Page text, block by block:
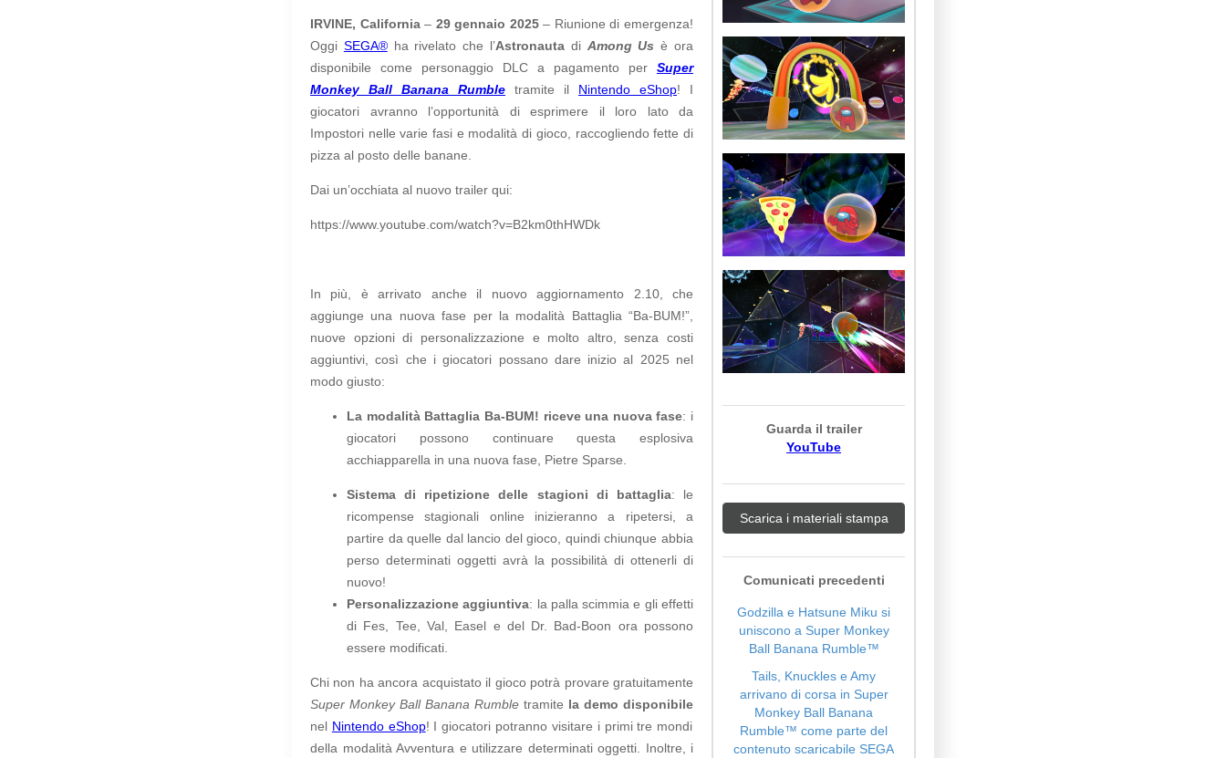
IRVINE, California– 29 gennaio 2025– Riunione di emergenza!
Oggi SEGA®ha rivelato che l’Astronauta di Among Usè ora
disponibile come personaggio DLC a pagamento per
Super
Monkey Ball Banana Rumble
tramite il Nintendo eShop! I
giocatori avranno l’opportunità di esprimere il loro lato da
Impostori nelle varie fasi e modalità di gioco, raccogliendo fette di
pizza al posto delle banane.
Dai un’occhiata al nuovo trailer qui:
https://www.youtube.com/watch?v=B2km0thHWDk
In più, è arrivato anche il nuovo aggiornamento 2.10, che
aggiunge una nuova fase per la modalità Battaglia “Ba-BUM!”,
nuove opzioni di personalizzazione e molto altro, senza costi
aggiuntivi, così che i giocatori possano dare inizio al 2025 nel
modo giusto:
La modalità Battaglia Ba-BUM! riceve una nuova fase: i
giocatori possono continuare questa esplosiva
acchiapparella in una nuova fase, Pietre Sparse.
Sistema di ripetizione delle stagioni di battaglia: le
ricompense stagionali online inizieranno a ripetersi, a
partire da quelle dal lancio del gioco, quindi chiunque abbia
perso determinati oggetti avrà la possibilità di ottenerli di
nuovo!
Personalizzazione aggiuntiva: la palla scimmia e gli effetti
di Fes, Tee, Val, Easel e del Dr. Bad-Boon ora possono
essere modificati.
Chi non ha ancora acquistato il gioco potrà provare gratuitamente
Super Monkey Ball Banana Rumble tramite la demo disponibile
nel Nintendo eShop! I giocatori potranno visitare i primi tre mondi
della modalità Avventura e utilizzare determinati oggetti. Inoltre, i
Guarda il trailer
YouTube
Scarica i materiali stampa
Comunicati precedenti
Godzilla e Hatsune Miku si
uniscono a Super Monkey
Ball Banana Rumble️™️
Tails, Knuckles e Amy
arrivano di corsa in Super
Monkey Ball Banana
Rumble™ come parte del
contenuto scaricabile SEGA